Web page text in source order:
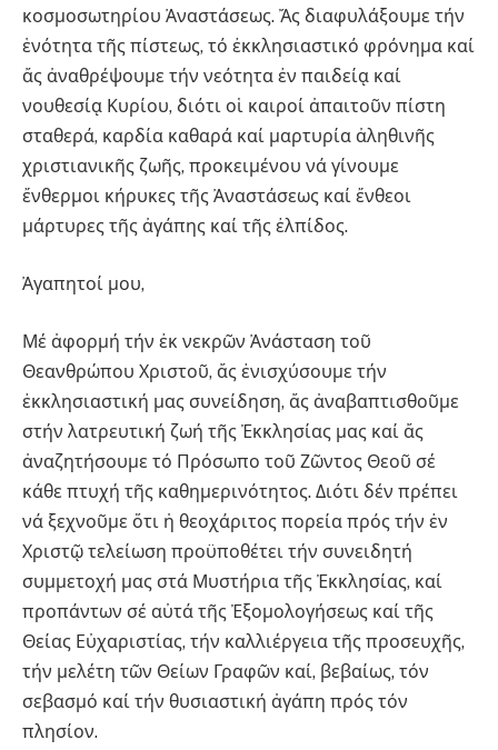
κοσμοσωτηρίου Ἀναστάσεως. Ἄς διαφυλάξουμε τήν
ἑνότητα τῆς πίστεως, τό ἐκκλησιαστικό φρόνημα καί
ἄς ἀναθρέψουμε τήν νεότητα ἐν παιδείᾳ καί
νουθεσίᾳ Κυρίου, διότι οἱ καιροί ἀπαιτοῦν πίστη
σταθερά, καρδία καθαρά καί μαρτυρία ἀληθινῆς
χριστιανικῆς ζωῆς, προκειμένου νά γίνουμε
ἔνθερμοι κήρυκες τῆς Ἀναστάσεως καί ἔνθεοι
μάρτυρες τῆς ἀγάπης καί τῆς ἐλπίδος.
Ἀγαπητοί μου,
Μέ ἀφορμή τήν ἐκ νεκρῶν Ἀνάσταση τοῦ
Θεανθρώπου Χριστοῦ, ἄς ἐνισχύσουμε τήν
ἐκκλησιαστική μας συνείδηση, ἄς ἀναβαπτισθοῦμε
στήν λατρευτική ζωή τῆς Ἐκκλησίας μας καί ἄς
ἀναζητήσουμε τό Πρόσωπο τοῦ Ζῶντος Θεοῦ σέ
κάθε πτυχή τῆς καθημερινότητος. Διότι δέν πρέπει
νά ξεχνοῦμε ὅτι ἡ θεοχάριτος πορεία πρός τήν ἐν
Χριστῷ τελείωση προϋποθέτει τήν συνειδητή
συμμετοχή μας στά Μυστήρια τῆς Ἐκκλησίας, καί
προπάντων σέ αὐτά τῆς Ἐξομολογήσεως καί τῆς
Θείας Εὐχαριστίας, τήν καλλιέργεια τῆς προσευχῆς,
τήν μελέτη τῶν Θείων Γραφῶν καί, βεβαίως, τόν
σεβασμό καί τήν θυσιαστική ἀγάπη πρός τόν
πλησίον.